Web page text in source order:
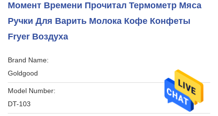
Момент Времени Прочитал Термометр Мяса
Ручки Для Варить Молока Кофе Конфеты
Fryer Воздуха
Brand Name:
Goldgood
Model Number:
DT-103